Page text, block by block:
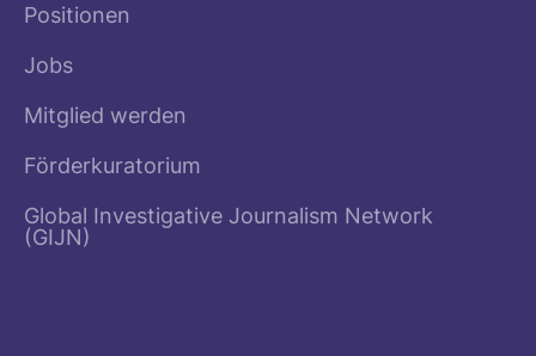
Positionen
Jobs
Mitglied werden
Förderkuratorium
Global Investigative Journalism Network
(GIJN)